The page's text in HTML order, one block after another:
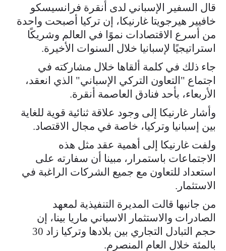
قال السفير الإسباني لدى أنقرة فرانسيسكو
خافيير هيرجويتا غارنيكا، إن تركيا أصبحت واحدة
من أسرع الاقتصادات نموًا في العالم وشريكًا
استراتيجيًا لإسبانيا خلال السنوات الأخيرة.
جاء ذلك في كلمة ألقاها خلال مشاركته في
اجتماع "التعاون التركي الإسباني" الذي انعقد،
الأربعاء، بأحد فنادق العاصمة أنقرة.
وأشار غارنيكا إلى وجود علاقة ثنائية قوية للغاية
بين إسبانيا وتركيا، خاصة في مجال الاقتصاد.
ولفت غارنيكا إلى أهمية عقد مثل هذه
الاجتماعات باستمرار، مبينا أن سفارته على
استعداد للتعاون مع جميع الشركات الراغبة في
الاستثمار.
من جانبها قالت المديرة التنفيذية لمعهد
الصادرات والاستثمار الاسباني ماريا بينا، إن
حجم التبادل التجاري بين بلادها وتركيا زاد 30
بالمئة خلال العام المنصرم.